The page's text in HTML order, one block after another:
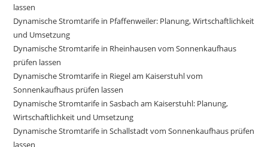
lassen
Dynamische Stromtarife in Pfaffenweiler: Planung, Wirtschaftlichkeit
und Umsetzung
Dynamische Stromtarife in Rheinhausen vom Sonnenkaufhaus
prüfen lassen
Dynamische Stromtarife in Riegel am Kaiserstuhl vom
Sonnenkaufhaus prüfen lassen
Dynamische Stromtarife in Sasbach am Kaiserstuhl: Planung,
Wirtschaftlichkeit und Umsetzung
Dynamische Stromtarife in Schallstadt vom Sonnenkaufhaus prüfen
lassen